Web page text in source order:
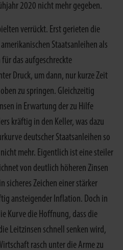
2020 nicht mehr gegeben.
verrückt. Erst gerieten die
Staatsanleihen als
das aufgeschreckte
Druck, um dann, nur kurze Zeit
zu springen. Gleichzeitig
in Erwartung der zu Hilfe
kräftig in den Keller, was dazu
deutscher Staatsanleihen so
mehr. Eigentlich ist eine steiler
von deutlich höheren Zinsen
sicheres Zeichen einer stärker
ansteigender Inflation. Doch in
Kurve die Hoffnung, dass die
Leitzinsen schnell senken wird,
rasch unter die Arme zu